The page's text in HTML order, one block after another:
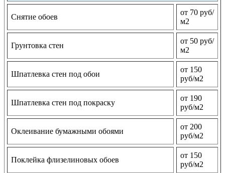
Снятие обоев
от 70 руб/
м2
Грунтовка стен
от 50 руб/
м2
Шпатлевка стен под обои
от 150
руб/м2
Шпатлевка стен под покраску
от 190
руб/м2
Оклеивание бумажными обоями
от 200
руб/м2
Поклейка флизелиновых обоев
от 150
руб/м2